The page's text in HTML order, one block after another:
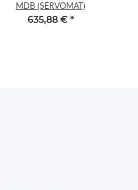
MDB (SERVOMAT)
635,88 € *